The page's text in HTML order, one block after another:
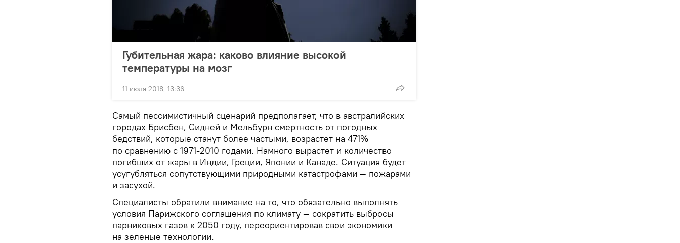
Губительная жара: каково влияние высокой
температуры на мозг
11 июля 2018, 13:36
Самый пессимистичный сценарий предполагает, что в австралийских
городах Брисбен, Сидней и Мельбурн смертность от погодных
бедствий, которые станут более частыми, возрастет на 471%
по сравнению с 1971-2010 годами. Намного вырастет и количество
погибших от жары в Индии, Греции, Японии и Канаде. Ситуация будет
усугубляться сопутствующими природными катастрофами — пожарами
и засухой.
Специалисты обратили внимание на то, что обязательно выполнять
условия Парижского соглашения по климату — сократить выбросы
парниковых газов к 2050 году, переориентировав свои экономики
на зеленые технологии.